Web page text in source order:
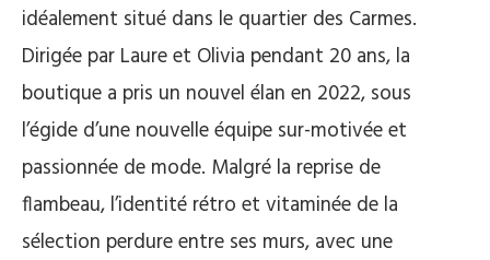
idéalement situé dans le quartier des Carmes.
Dirigée par Laure et Olivia pendant 20 ans, la
boutique a pris un nouvel élan en 2022, sous
l’égide d’une nouvelle équipe sur-motivée et
passionnée de mode. Malgré la reprise de
flambeau, l’identité rétro et vitaminée de la
sélection perdure entre ses murs, avec une